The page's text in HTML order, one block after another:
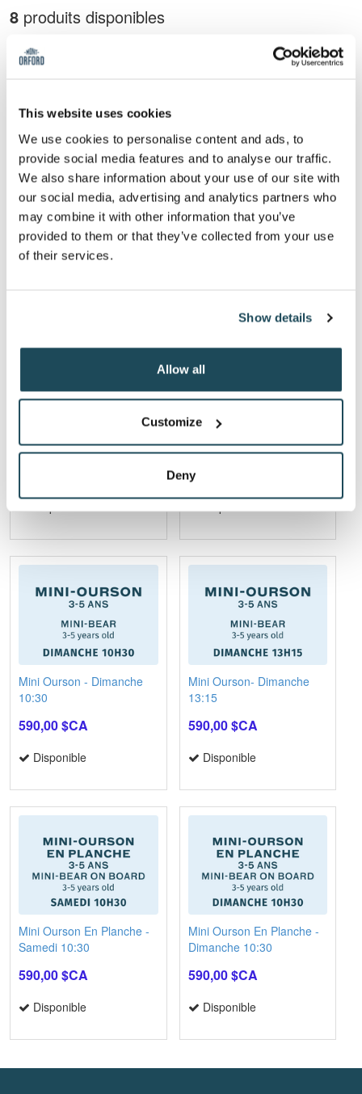
This website uses cookies
We use cookies to personalise content and ads, to
provide social media features and to analyse our traffic.
We also share information about your use of our site with
our social media, advertising and analytics partners who
may combine it with other information that you’ve
provided to them or that they’ve collected from your use
of their services.
Show details
Allow all
Customize
Deny
8 produits disponibles
Mini Ourson - Samedi 8:30
590,00 $CA
Disponible
Mini Ourson - Samedi
10:30
590,00 $CA
13:15
Mini Ourson - Dimanche
8:30
590,00 $CA
Mini Ourson - Dimanche
10:30
590,00 $CA
Disponible
Mini Ourson- Dimanche
13:15
590,00 $CA
Disponible
Mini Ourson En Planche -
Samedi 10:30
590,00 $CA
Disponible
Mini Ourson En Planche -
Dimanche 10:30
590,00 $CA
Disponible